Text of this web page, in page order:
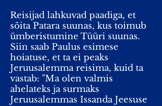
Reisijad lahkuvad paadiga, et
sõita Patara suunas, kus toimub
ümberistumine Tüüri suunas.
Siin saab Paulus esimese
hoiatuse, et ta ei peaks
Jeruusalemma reisima, kuid ta
vastab: "Ma olen valmis
ahelateks ja surmaks
Jeruusalemmas Issanda Jeesuse